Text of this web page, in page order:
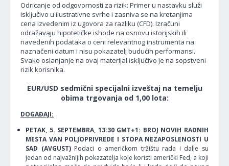
Odricanje od odgovornosti za rizik: Primer u nastavku služi
isključivo u ilustrativne svrhe i zasniva se na kretanjima
cena izvedenim iz ugovora za razliku (CFD). Izračuni
odražavaju hipotetičke ishode na osnovu istorijskih ili
navedenih podataka o ceni relevantnog instrumenta na
naznačeni datum i nisu pokazatelj budućih performansi.
Svako oslanjanje na ovaj materijal isključivo je na sopstveni
rizik korisnika.
EUR/USD sedmični specijalni izveštaj na temelju
obima trgovanja od 1,00 lota:
DOGAĐAJI:
PETAK, 5. SEPTEMBRA, 13:30 GMT+1: BROJ NOVIH RADNIH
MESTA VAN POLJOPRIVREDE I STOPA NEZAPOSLENOSTI U
SAD (AVGUST)Podaci o američkom tržištu rada i dalje su
jedan od najvažnijih pokazatelja koje koristi američki Fed, a koji